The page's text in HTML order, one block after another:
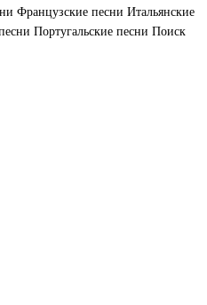
Французские песни Итальянские
Португальские песни Поиск